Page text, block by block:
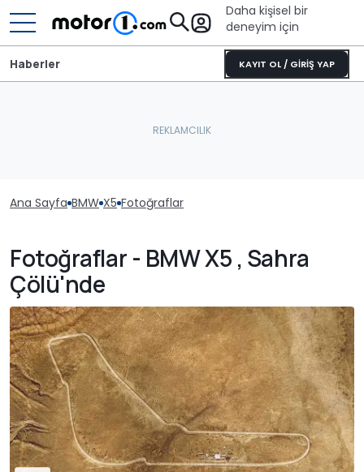
Daha kişisel bir
deneyim için
KAYIT OL / GİRİŞ YAP
Haberler
Ana Sayfa BMW X5 Fotoğraflar
Fotoğraflar - BMW X5 , Sahra
Çölü'nde